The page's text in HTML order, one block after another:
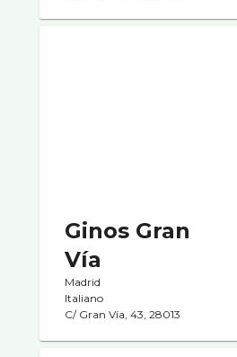
Ginos Gran
Ví­a
Madrid
Italiano
C/ Gran Ví­a, 43, 28013